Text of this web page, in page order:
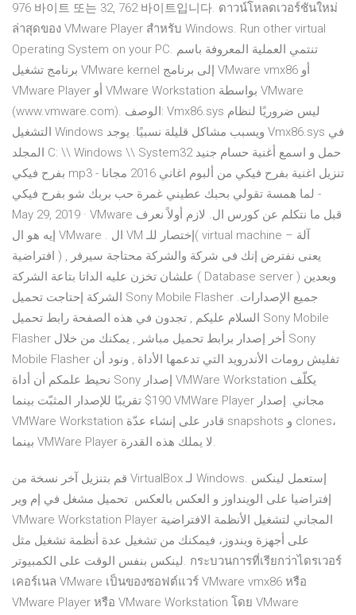
976 바이트 또는 32, 762 바이트입니다. ดาวน์โหลดเวอร์ชันใหม่
ล่าสุดของ VMware Player สำหรับ Windows. Run other virtual
Operating System on your PC. تنتمي العملية المعروفة باسم
برنامج تشغيل VMware kernel إلى برنامج VMware vmx86 أو
VMware Player أو VMware Workstation بواسطة VMware
(www.vmware.com). الوصف: Vmx86.sys ليس ضروريًا لنظام
التشغيل Windows ويسبب مشاكل قليلة نسبيًا. يوجد Vmx86.sys في
المجلد C: \\ Windows \\ System32 حمل و اسمع أغنية حسام جنيد
بفرح فيكي mp3 - تنزيل اغنية بفرح فيكي من ألبوم اغاني 2016 مجانا
- لما همسة تقولي بحبك عطيني غمرة حب بربك شو بفرح فيكي
May 29, 2019 · VMware قبل ما نتكلم عن كورس ال. لازم أولاً نعرف
إيه هو ال VMware . ال VM إختصار للـ( virtual machine – آلة
افتراضية ) , يعنى نفترض إنك فى شركة والشركة محتاجة سيرفر
علشان تخزن عليه الداتا بتاعة الشركة ( Database server ) وبعدين
الشركة إحتاجت تحميل Sony Mobile Flasher جميع الإصدارات.
السلام عليكم , تجدون في هذه الصفحة رابط تحميل Sony Mobile
Flasher أخر إصدار برابط تحميل مباشر , يمكنك من خلال Sony
Mobile Flasher تفليش رومات الأندرويد التي تدعمها الأداة , ونود أن
نحيط علمكم أن أداة Sony إصدار VMWare Workstation يكلّف
190$ تقريبًا للإصدار المثبّت بينما VMWare Player مجاني. إصدار
VMWare Workstation قادر على إنشاء عدّة snapshots و clones،
بينما VMWare Player لا يملك هذه القدرة.
قم بتنزيل آخر نسخة من VirtualBox لـ Windows. إستعمل لينكس
إفتراضيا على الوينداوز و العكس بالعكس. تحميل مشغل في إم وير
VMware Workstation Player المجاني لتشغيل الأنظمة الافتراضية
على أجهزة ويندوز، فيمكنك من تشغيل عدة أنظمة تشغيل مثل
لينكس بنفس الوقت على الكمبيوتر. กระบวนการที่เรียกว่าไดรเวอร์
เคอร์เนล VMware เป็นของซอฟต์แวร์ VMware vmx86 หรือ
VMware Player หรือ VMware Workstation โดย VMware